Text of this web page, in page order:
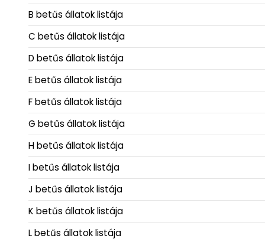
B betűs állatok listája
C betűs állatok listája
D betűs állatok listája
E betűs állatok listája
F betűs állatok listája
G betűs állatok listája
H betűs állatok listája
I betűs állatok listája
J betűs állatok listája
K betűs állatok listája
L betűs állatok listája